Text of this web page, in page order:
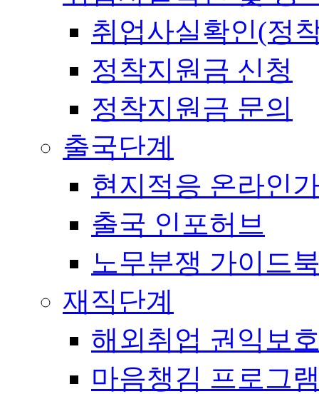
취업사실확인(정
정착지원금 신청
정착지원금 문의
출국단계
현지적응 온라인
출국 인포허브
노무분쟁 가이드
재직단계
해외취업 권익보
마음챙김 프로그